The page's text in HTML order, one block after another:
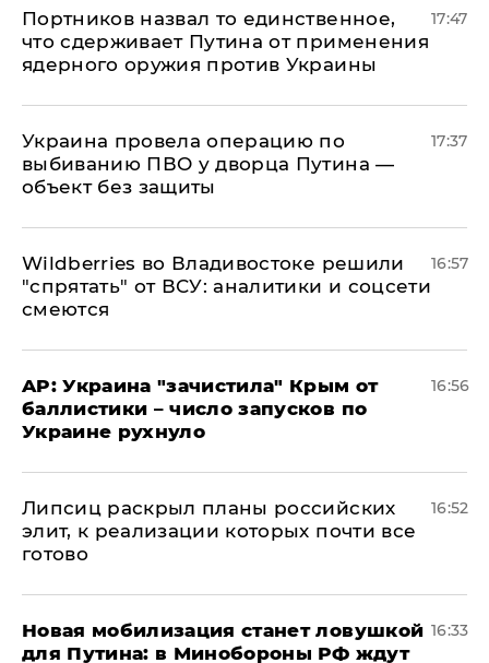
Портников назвал то единственное,
что сдерживает Путина от применения
ядерного оружия против Украины
17:47
Украина провела операцию по
выбиванию ПВО у дворца Путина —
объект без защиты
17:37
Wildberries во Владивостоке решили
"спрятать" от ВСУ: аналитики и соцсети
смеются
16:57
AP: Украина "зачистила" Крым от
баллистики – число запусков по
Украине рухнуло
16:56
Липсиц раскрыл планы российских
элит, к реализации которых почти все
готово
16:52
​Новая мобилизация станет ловушкой
для Путина: в Минобороны РФ ждут
16:33